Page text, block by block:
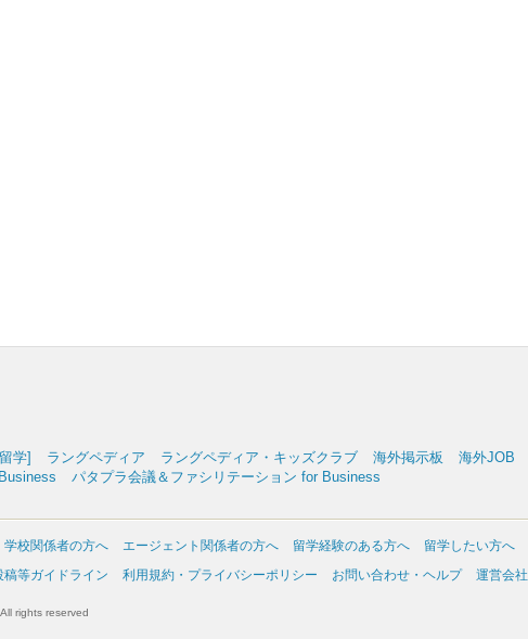
学] ラングペディア ラングペディア・キッズクラブ 海外掲示板 海外JOB
パタプラ会議＆ファシリテーション for Business
学校関係者の方へ エージェント関係者の方へ 留学経験のある方へ
留学したい方へ
稿等ガイドライン 利用規約・プライバシーポリシー お問い合わせ・ヘルプ 運営会社
rights reserved